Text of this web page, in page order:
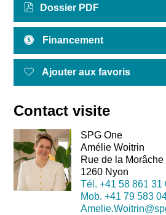
Dossier PDF
Financement
Ajouter aux favoris
Contact visite
SPG One
Amélie Woitrin
Rue de la Morâche
1260 Nyon
Tél. +41 58 861 31
Mob. +41 79 583